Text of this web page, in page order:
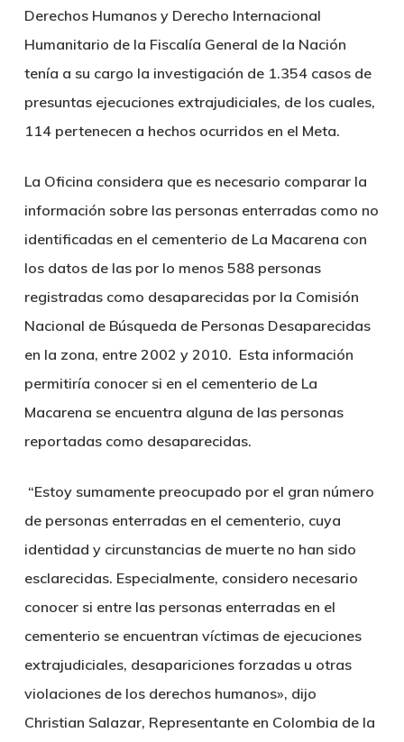
Derechos Humanos y Derecho Internacional
Humanitario de la Fiscalía General de la Nación
tenía a su cargo la investigación de 1.354 casos de
presuntas ejecuciones extrajudiciales, de los cuales,
114 pertenecen a hechos ocurridos en el Meta.
La Oficina considera que es necesario comparar la
información sobre las personas enterradas como no
identificadas en el cementerio de La Macarena con
los datos de las por lo menos 588 personas
registradas como desaparecidas por la Comisión
Nacional de Búsqueda de Personas Desaparecidas
en la zona, entre 2002 y 2010. Esta información
permitiría conocer si en el cementerio de La
Macarena se encuentra alguna de las personas
reportadas como desaparecidas.
“Estoy sumamente preocupado por el gran número
de personas enterradas en el cementerio, cuya
identidad y circunstancias de muerte no han sido
esclarecidas. Especialmente, considero necesario
conocer si entre las personas enterradas en el
cementerio se encuentran víctimas de ejecuciones
extrajudiciales, desapariciones forzadas u otras
violaciones de los derechos humanos», dijo
Christian Salazar, Representante en Colombia de la